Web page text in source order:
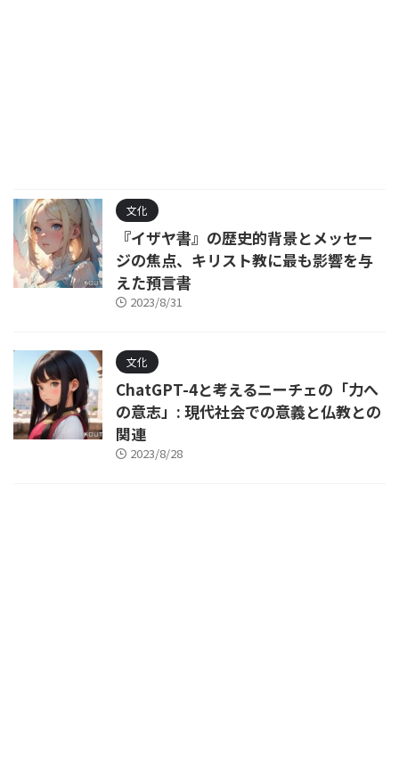
文化
『イザヤ書』の歴史的背景とメッセー
ジの焦点、キリスト教に最も影響を与
えた預言書
2023/8/31
文化
ChatGPT-4と考えるニーチェの「力へ
の意志」: 現代社会での意義と仏教との
関連
2023/8/28